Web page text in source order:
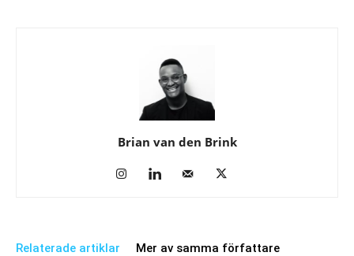
Brian van den Brink
Relaterade artiklar Mer av samma författare